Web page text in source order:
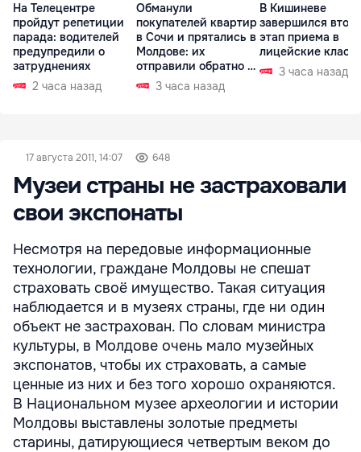
На Телецентре
пройдут репетиции
парада: водителей
предупредили о
затруднениях
2 часа назад
Обманули
покупателей квартир
в Сочи и прятались в
Молдове: их
отправили обратно в
РФ 3 часа назад
В Кишиневе
завершился
этап приема в
лицейские
3 часа назад
17 августа 2011, 14:07 648
Музеи страны не застраховали
свои экспонаты
Несмотря на передовые информационные
технологии, граждане Молдовы не спешат
страховать своё имущество. Такая ситуация
наблюдается и в музеях страны, где ни один
объект не застрахован. По словам министра
культуры, в Молдове очень мало музейных
экспонатов, чтобы их страховать, а самые
ценные из них и без того хорошо охраняются.
В Национальном музее археологии и истории
Молдовы выставлены золотые предметы
старины, датирующиеся четвертым веком до